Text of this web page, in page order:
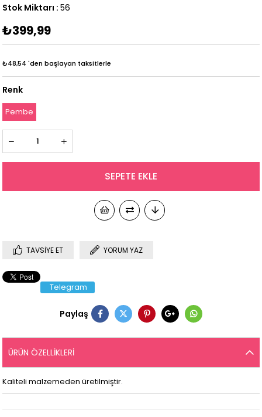
Stok Miktarı : 56
₺399,99
₺48,54 'den başlayan taksitlerle
Renk
Pembe
TAVSIYE ET YORUM YAZ
Telegram
Paylaş
ÜRÜN ÖZELLIKLERI
Kaliteli malzemeden üretilmiştir.